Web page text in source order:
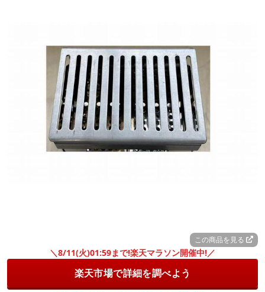
この商品を見る
＼8/11(火)01:59まで!楽天マラソン開催中!／
楽天市場で詳細を調べよう